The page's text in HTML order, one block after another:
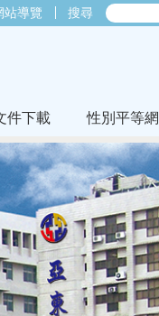
站導覽 搜尋
件下載 性別平等網